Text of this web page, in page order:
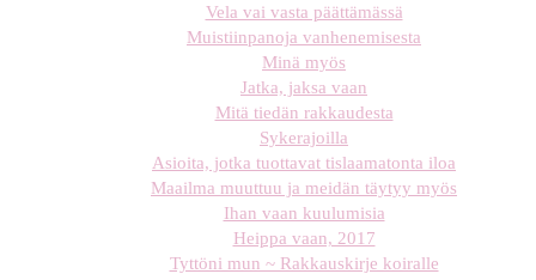
Vela vai vasta päättämässä
Muistiinpanoja vanhenemisesta
Minä myös
Jatka, jaksa vaan
Mitä tiedän rakkaudesta
Sykerajoilla
Asioita, jotka tuottavat tislaamatonta iloa
Maailma muuttuu ja meidän täytyy myös
Ihan vaan kuulumisia
Heippa vaan, 2017
Tyttöni mun ~ Rakkauskirje koiralle